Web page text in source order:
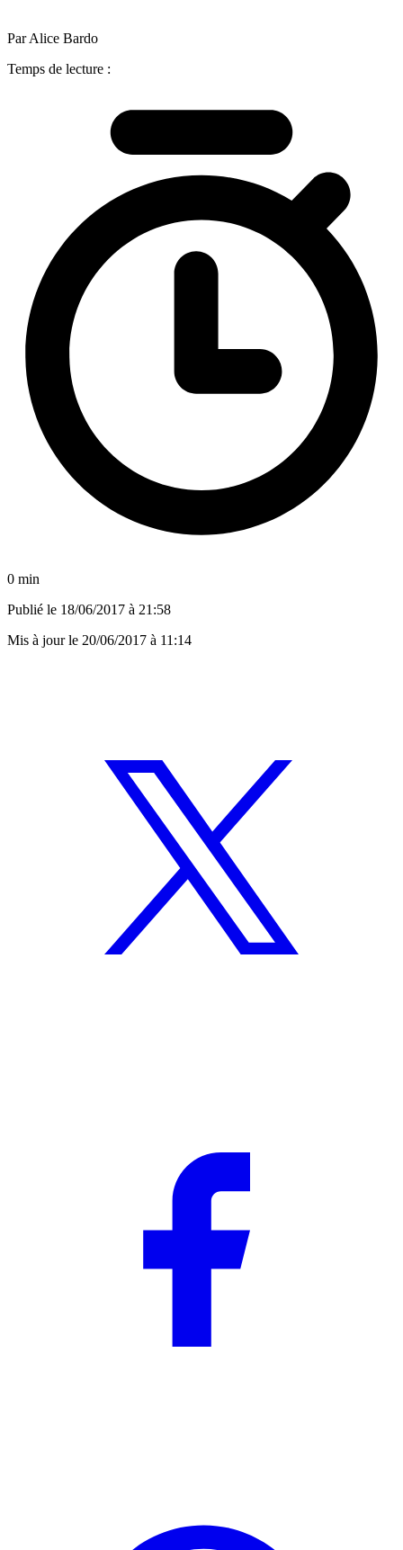
Par Alice Bardo
Temps de lecture :
0 min
Publié le 18/06/2017 à 21:58
Mis à jour le 20/06/2017 à 11:14